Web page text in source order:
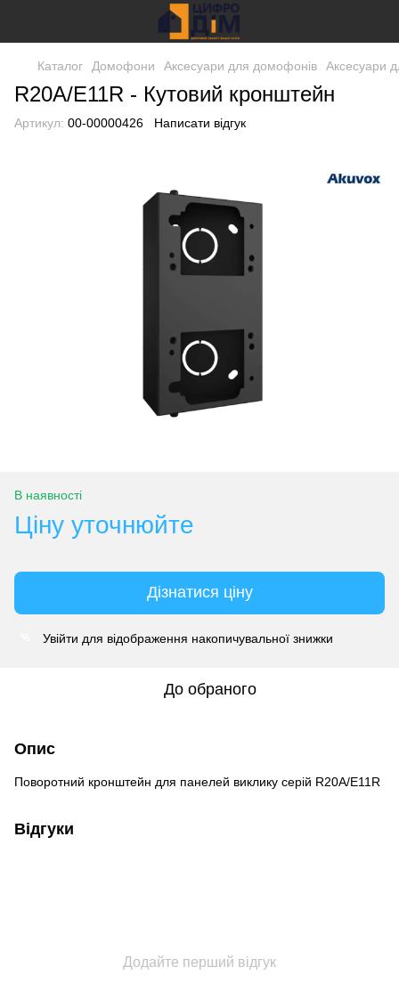
Каталог Домофони Аксесуари для домофонів Аксесуари
R20A/E11R - Кутовий кронштейн
Артикул: 00-00000426 Написати відгук
В наявності
Ціну уточнюйте
Дізнатися ціну
Увійти для відображення накопичувальної знижки
До обраного
Опис
Поворотний кронштейн для панелей виклику серій R20A/E11R
Відгуки
Додайте перший відгук